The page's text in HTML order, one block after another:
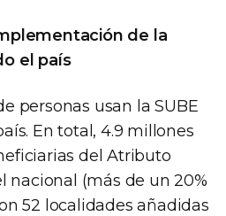
de la
el país
personas usan la SUBE
En total, 4.9 millones
del Atributo
nacional (más de un 20%
52 localidades añadidas